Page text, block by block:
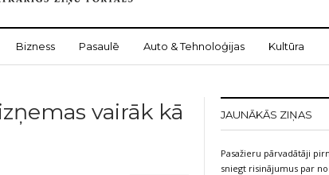
Bizness Pasaulē Auto & Tehnoloģijas Kultūra
vairāk kā
JAUNĀKĀS ZIŅAS
Pasažieru pārvadātāji
sniegt risinājumus par